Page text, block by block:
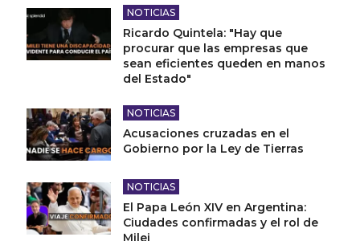
NOTICIAS
Ricardo Quintela: "Hay que
procurar que las empresas que
sean eficientes queden en manos
del Estado"
NOTICIAS
Acusaciones cruzadas en el
Gobierno por la Ley de Tierras
NOTICIAS
El Papa León XIV en Argentina:
Ciudades confirmadas y el rol de
Milei